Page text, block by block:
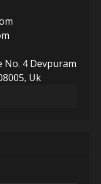
No. 4 Devpuram
Uk